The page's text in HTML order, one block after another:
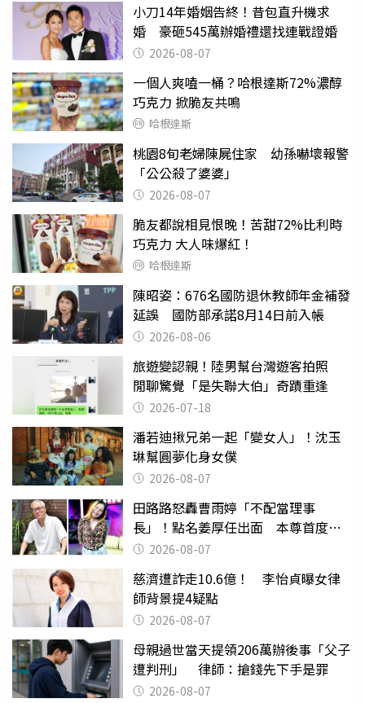
小刀14年婚姻告終！昔包直升機求
婚 豪砸545萬辦婚禮還找連戰證婚
2026-08-07
一個人爽嗑一桶？哈根達斯72%濃醇
巧克力 掀脆友共鳴
哈根達斯
桃園8旬老婦陳屍住家 幼孫嚇壞報警
「公公殺了婆婆」
2026-08-07
脆友都說相見恨晚！苦甜72%比利時
巧克力 大人味爆紅！
哈根達斯
陳昭姿：676名國防退休教師年金補發
延誤 國防部承諾8月14日前入帳
2026-08-06
旅遊變認親！陸男幫台灣遊客拍照
閒聊驚覺「是失聯大伯」奇蹟重逢
2026-07-18
潘若迪揪兄弟一起「變女人」！沈玉
琳幫圓夢化身女僕
2026-08-07
田路路怒轟曹雨婷「不配當理事
長」！點名姜厚任出面 本尊首度回
應了2026-08-07
慈濟遭詐走10.6億！ 李怡貞曝女律
師背景提4疑點
2026-08-07
母親過世當天提領206萬辦後事「父子
遭判刑」 律師：搶錢先下手是罪
2026-08-07